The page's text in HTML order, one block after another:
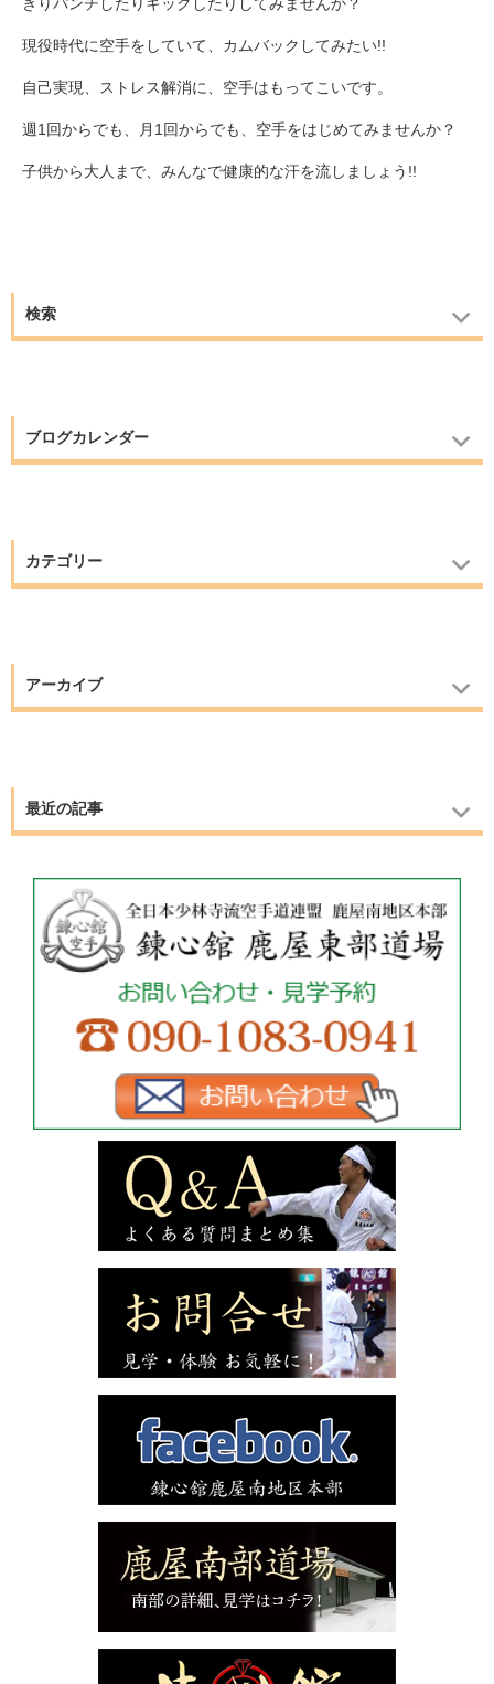
きりパンチしたりキックしたりしてみませんか？
現役時代に空手をしていて、カムバックしてみたい!!
自己実現、ストレス解消に、空手はもってこいです。
週1回からでも、月1回からでも、空手をはじめてみませんか？
子供から大人まで、みんなで健康的な汗を流しましょう!!
検索
ブログカレンダー
カテゴリー
アーカイブ
最近の記事